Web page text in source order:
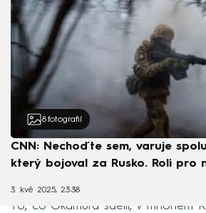
8 fotografií
CNN: Nechoďte sem, varuje
který bojoval za Rusko. Roli pro
3. kvě 2025, 23:38
To, co Okamura sdělil, v mnohém